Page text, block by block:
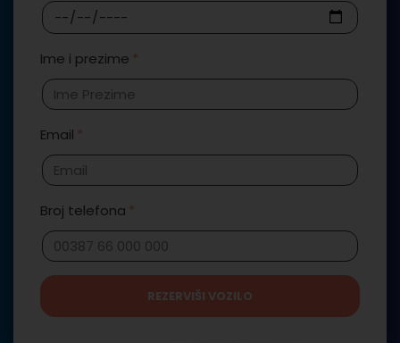
Ime i prezime
Email
Broj telefona
REZERVIŠI VOZILO